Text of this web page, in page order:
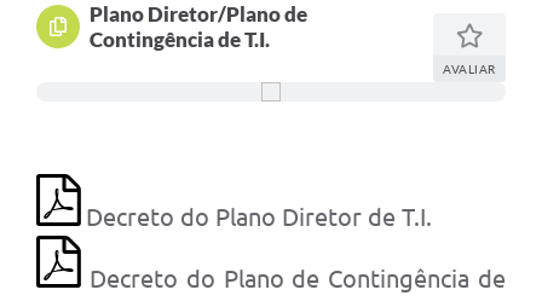
Plano Diretor/Plano de
Contingência de T.I.
AVALIAR
Decreto do Plano Diretor de T.I.
Decreto do Plano de Contingência de